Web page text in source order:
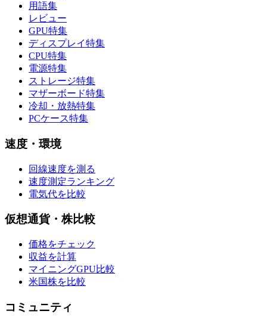
用語集
レビュー
GPU特集
ディスプレイ特集
CPU特集
電源特集
ストレージ特集
マザーボード特集
冷却・放熱特集
PCケース特集
速度・環境
回線速度を測る
速度測定ランキング
電気代を比較
仮想通貨・株比較
価格をチェック
収益を計算
マイニングGPU比較
米国株を比較
コミュニティ